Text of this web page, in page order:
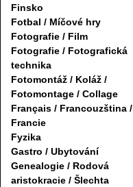
Finsko
Fotbal / Míčové hry
Fotografie / Film
Fotografie / Fotografická
technika
Fotomontáž / Koláž /
Fotomontage / Collage
Français / Francouzština /
Francie
Fyzika
Gastro / Ubytování
Genealogie / Rodová
aristokracie / Šlechta